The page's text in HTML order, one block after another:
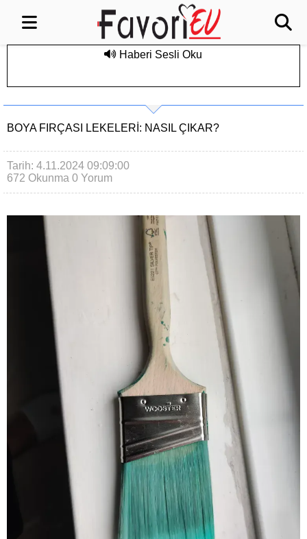
Haberi Sesli Oku
BOYA FIRÇASI LEKELERI: NASIL ÇIKAR?
Tarih: 4.11.2024 09:09:00
672 Okunma 0 Yorum